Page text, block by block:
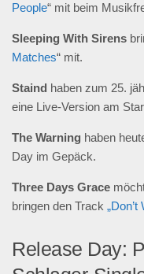
People“ mit beim
Sleeping With Sirens
Matches“ mit.
Staind haben zum 25.
eine Live-Version am
The Warning haben
Day im Gepäck.
Three Days Grace
bringen den Track
Release Day: